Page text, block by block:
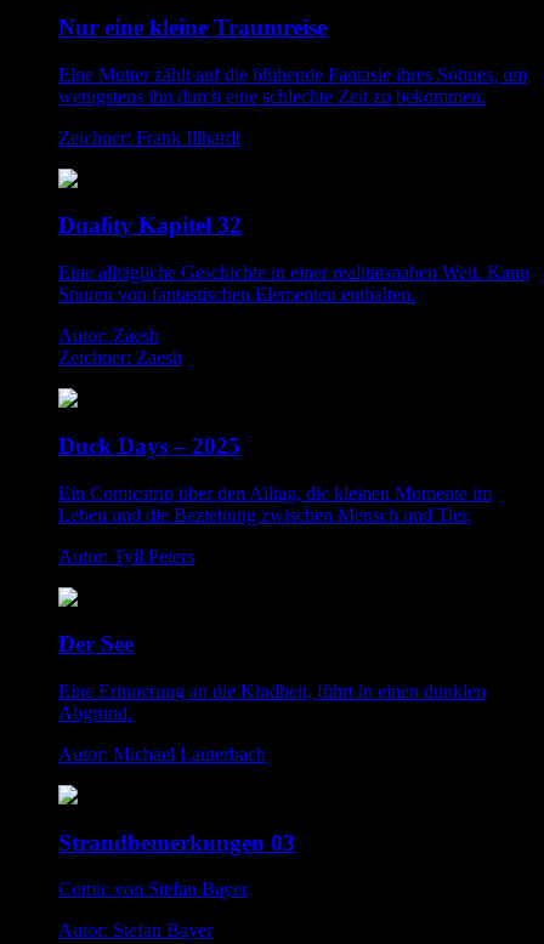
Nur eine kleine Traumreise
Eine Mutter zählt auf die blühende Fantasie ihres Sohnes, um
wenigstens ihn durch eine schlechte Zeit zu bekommen.
Zeichner: Frank Illhardt
Duality Kapitel 32
Eine alltägliche Geschichte in einer realitätsnahen Welt. Kann
Spuren von fantastischen Elementen enthalten.
Autor: Zaesh
Zeichner: Zaesh
Duck Days – 2025
Ein Comicstrip über den Alltag, die kleinen Momente im
Leben und die Beziehung zwischen Mensch und Tier.
Autor: Tyll Peters
Der See
Eine Erinnerung an die Kindheit, führt in einen dunklen
Abgrund.
Autor: Michael Lauterbach
Strandbemerkungen 03
Comic von Stefan Bayer
Autor: Stefan Bayer